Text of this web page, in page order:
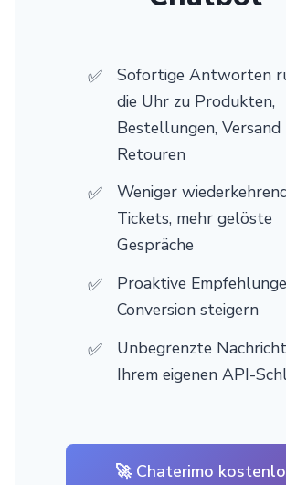
Sofortige Antworten
die Uhr zu Produkten,
Bestellungen, Versand
Retouren
Weniger
Tickets, mehr gelöste
Gespräche
Proaktive
Conversion steigern
Unbegrenzte
Ihrem eigenen API-
🚀 Chaterimo